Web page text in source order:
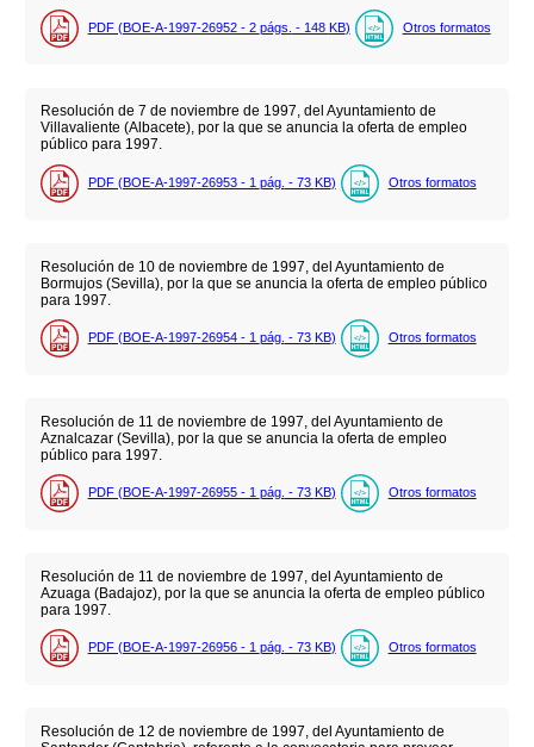
PDF (BOE-A-1997-26952 - 2 págs. - 148 KB) Otros formatos
Resolución de 7 de noviembre de 1997, del Ayuntamiento de
Villavaliente (Albacete), por la que se anuncia la oferta de empleo
público para 1997.
PDF (BOE-A-1997-26953 - 1 pág. - 73 KB) Otros formatos
Resolución de 10 de noviembre de 1997, del Ayuntamiento de
Bormujos (Sevilla), por la que se anuncia la oferta de empleo público
para 1997.
PDF (BOE-A-1997-26954 - 1 pág. - 73 KB) Otros formatos
Resolución de 11 de noviembre de 1997, del Ayuntamiento de
Aznalcazar (Sevilla), por la que se anuncia la oferta de empleo
público para 1997.
PDF (BOE-A-1997-26955 - 1 pág. - 73 KB) Otros formatos
Resolución de 11 de noviembre de 1997, del Ayuntamiento de
Azuaga (Badajoz), por la que se anuncia la oferta de empleo público
para 1997.
PDF (BOE-A-1997-26956 - 1 pág. - 73 KB) Otros formatos
Resolución de 12 de noviembre de 1997, del Ayuntamiento de